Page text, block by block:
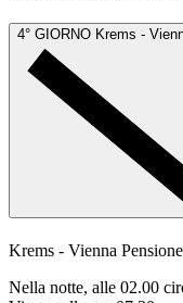
4° GIORNO Krems -
Krems - Vienna
Nella notte, alle 02.00